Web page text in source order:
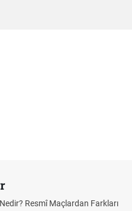
Resmî Maçlardan Farkları